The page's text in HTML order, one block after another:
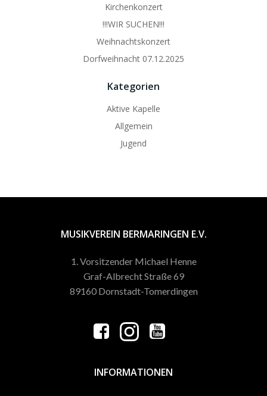
Kirchenkonzert
!!!WIR SUCHEN!!!
Weihnachtskonzert
Dorfweihnacht 07.12.2025
Kategorien
Aktive Kapelle
Allgemein
Jugend
MUSIKVEREIN BERMARINGEN E.V.
1. Vorsitzender Michael Henne
Graf-Albrecht Straße 69
89160 Dornstadt-Tomerdingen
INFORMATIONEN